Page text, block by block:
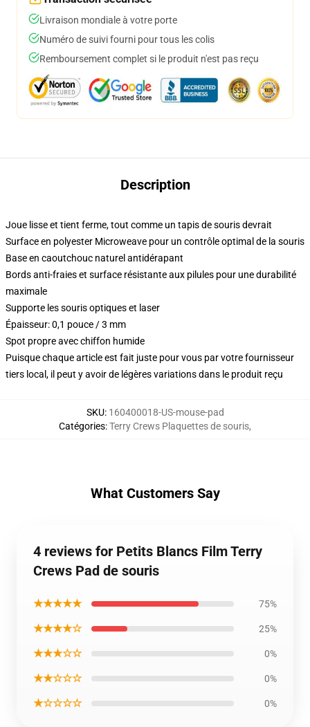
Livraison mondiale à votre porte
Numéro de suivi fourni pour tous les colis
Remboursement complet si le produit n'est pas reçu
Description
Joue lisse et tient ferme, tout comme un tapis de souris devrait
Surface en polyester Microweave pour un contrôle optimal de la souris
Base en caoutchouc naturel antidérapant
Bords anti-fraies et surface résistante aux pilules pour une durabilité
maximale
Supporte les souris optiques et laser
Épaisseur: 0,1 pouce / 3 mm
Spot propre avec chiffon humide
Puisque chaque article est fait juste pour vous par votre fournisseur
tiers local, il peut y avoir de légères variations dans le produit reçu
SKU: 160400018-US-mouse-pad
Catégories:Terry Crews Plaquettes de souris,
What Customers Say
4 reviews for Petits Blancs Film Terry
Crews Pad de souris
★★★★★ 75%
★★★★☆ 25%
★★★☆☆ 0%
★★☆☆☆ 0%
★☆☆☆☆ 0%